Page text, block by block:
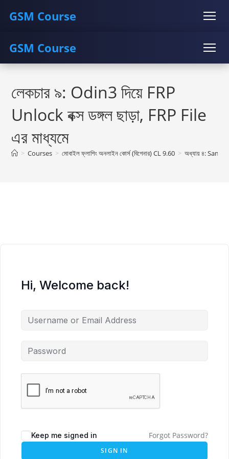
GSM Course
COURSE GU SERVER STUDENT REGISTRATION
GSM Course
Instructor Registration
Skip
contentলেকচার ৯: Odin3 দিয়ে FRP
Unlock বক্স ডঙ্গল ছাড়া, FRP File
এর মাধ্যমে
> Courses > মোবাইল ফ্লাশিং অনলাইন কোর্স (বিগেনার) CL 9.60 > অধ্যায় ৪:
Hi, Welcome back!
Keep me signed in Forgot Password?
SIGN IN